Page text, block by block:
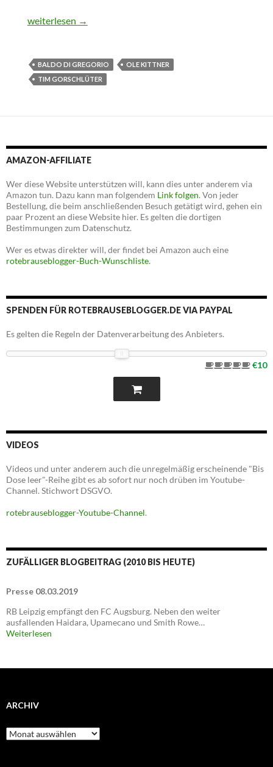
Transfergerüchte: das Ahlen-Trio
weiterlesen →
BALDO DI GREGORIO
OLE KITTNER
TIM GORSCHLÜTER
AMAZON-AFFILIATE
Wer diese Website unterstützen will, kann dies unter anderem via
Amazon tun. Dazu kann man folgendem Link folgen. Von jeder
Bestellung, die beim anschließenden Besuch getätigt wird, gehen ein
paar Prozent an diese Website hier. Es gelten die dortigen
Bestimmungen zum Datenschutz.
Wer es etwas direkter will, der findet bei Amazon auch eine
rotebrauseblogger-Buch-Wunschliste.
SPENDEN FÜR ROTEBRAUSEBLOGGER.DE VIA PAYPAL
Es gelten die Regeln der Datenverarbeitung des Anbieters.
€10
VIDEOS
Videos und unter anderem auch die unregelmäßig erscheinende "Bis
Dose leer"-Reihe gibt es ab sofort nur noch drüben im Youtube-
Channel. Stichwort DSGVO.
rotebrauseblogger-Youtube-Channel.
ZUFÄLLIGER BLOGBEITRAG (2010 BIS HEUTE)
Presse 08.03.2019
RB Leipzig empfängt den FC Augsburg. Neben den weiter
ausfallenden Haidara, Upamecano und Smith Rowe…
Weiterlesen
ARCHIV
Archiv